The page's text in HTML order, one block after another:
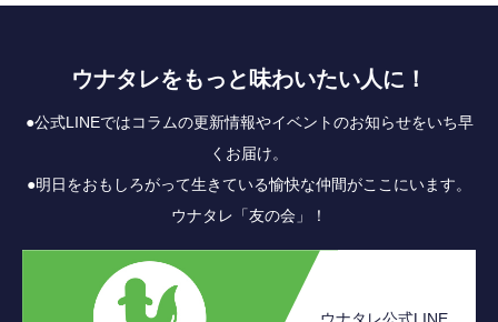
ウナタレをもっと味わいたい人に！
●公式LINEではコラムの更新情報やイベントのお知らせをいち早
くお届け。
●明日をおもしろがって生きている愉快な仲間がここにいます。
ウナタレ「友の会」！
ウナタレ公式LINE